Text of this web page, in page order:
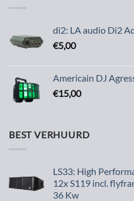
di2: LA audio Di2
€5,00
Americain DJ
€15,00
BEST VERHUURD
LS33: High
12x S119 incl.
36 Kw